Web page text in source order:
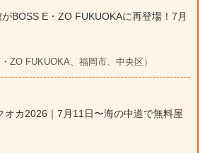
BOSS E・ZO FUKUOKAに再登場！7月
ZO FUKUOKA、福岡市、中央区）
オカ2026｜7月11日〜海の中道で無料屋